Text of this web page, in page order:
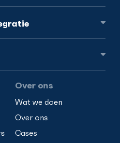
Over ons
Wat we doen
Over ons
Cases